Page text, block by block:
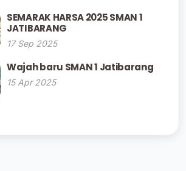
SEMARAK HARSA 2025 SMAN 1
JATIBARANG
17 Sep 2025
Wajah baru SMAN 1 Jatibarang
15 Apr 2025